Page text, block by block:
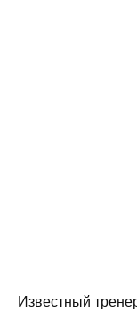
Известный